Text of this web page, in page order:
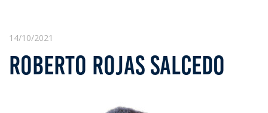
14/10/2021
ROBERTO ROJAS SALCEDO